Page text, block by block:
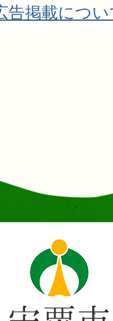
告掲載につ